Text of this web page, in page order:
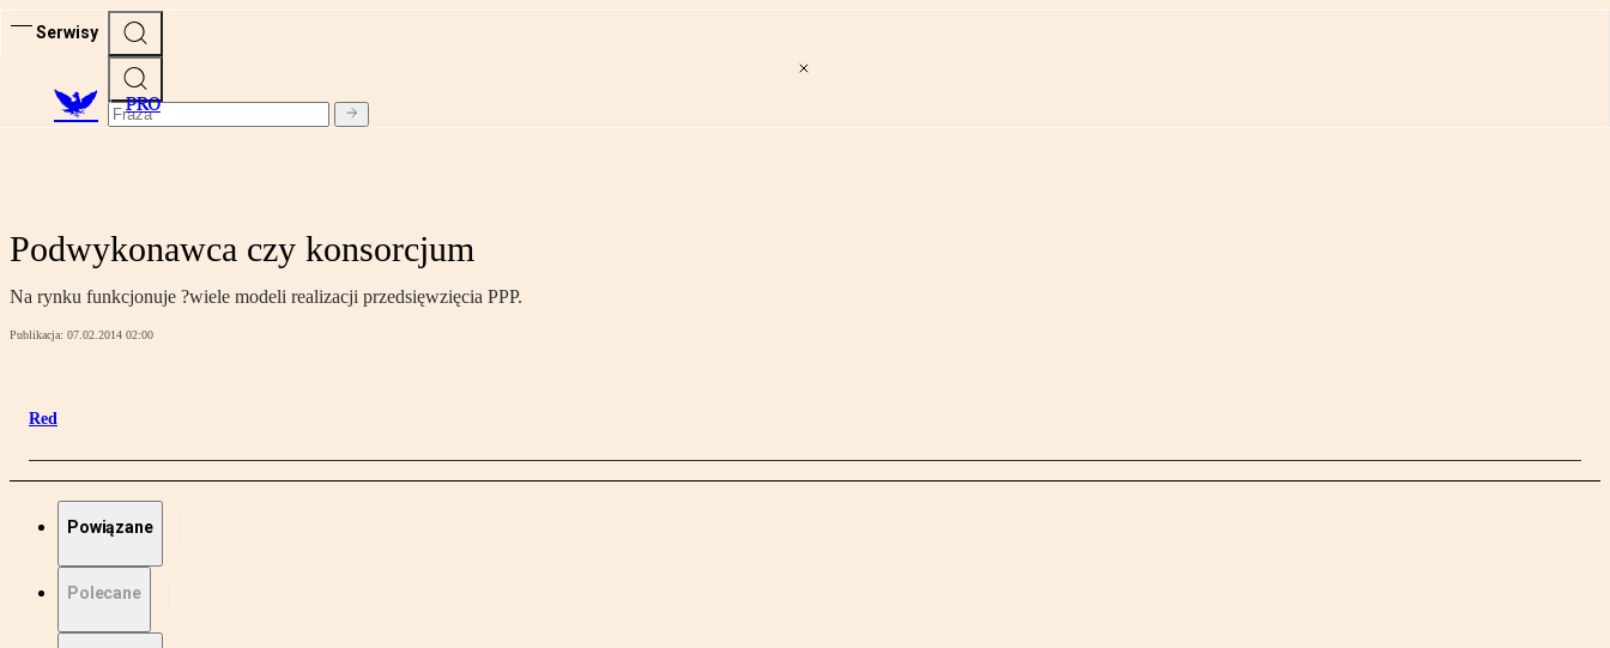
Serwisy
PRO
Podwykonawca czy konsorcjum
Na rynku funkcjonuje ?wiele modeli realizacji przedsięwzięcia PPP.
Publikacja: 07.02.2014 02:00
Red
Powiązane
Polecane